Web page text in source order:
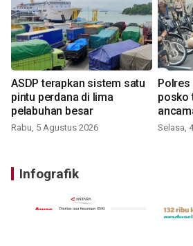
ASDP terapkan sistem satu
pintu perdana di lima
pelabuhan besar
Rabu, 5 Agustus 2026
posko
Selasa,
Infografik